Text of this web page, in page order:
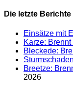
Die letzte Berichte
Einsätze mit
Karze:
Bleckede:
Breetze:
2026